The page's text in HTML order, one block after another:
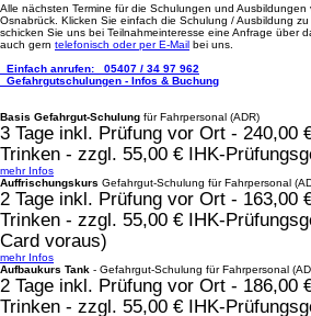
Alle nächsten Termine für die Schulungen und Ausbildungen
Osnabrück. Klicken Sie einfach die Schulung / Ausbildung
schicken Sie uns bei Teilnahmeinteresse eine Anfrage über
auch gern telefonisch oder per E-Mail bei uns.
Einfach anrufen:
05407 / 34 97 962
Gefahrgutschulungen - Infos & Buchung
Basis Gefahrgut-Schulung für Fahrpersonal (ADR)
3 Tage inkl. Prüfung vor Ort - 240,00
Trinken - zzgl. 55,00 € IHK-
mehr Infos
Auffrischungskurs Gefahrgut-Schulung für Fahrpersonal
2 Tage inkl. Prüfung vor Ort - 163,00
Trinken - zzgl. 55,00 € IHK-
Card voraus)
mehr Infos
Aufbaukurs Tank - Gefahrgut-Schulung für Fahrpersonal
2 Tage inkl. Prüfung vor Ort - 186,00
Trinken - zzgl. 55,00 € IHK-